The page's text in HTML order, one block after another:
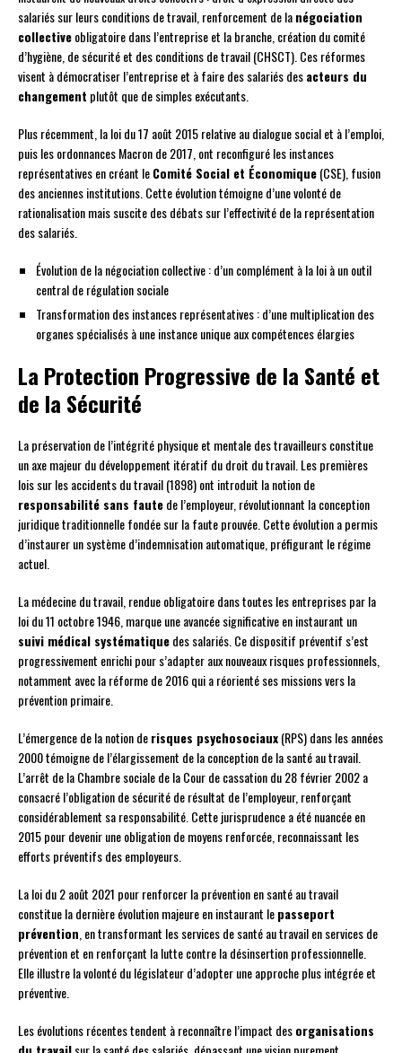
salariés sur leurs conditions de travail, renforcement de lanégociation
collectiveobligatoire dans l’entreprise et la branche, création du comité
d’hygiène, de sécurité et des conditions de travail (CHSCT). Ces réformes
visent à démocratiser l’entreprise et à faire des salariés desacteurs du
changement plutôt que de simples exécutants.
Plus récemment, la loi du 17 août 2015 relative au dialogue social et à l’emploi,
puis les ordonnances Macron de 2017, ont reconfiguré les instances
représentatives en créant leComité Social et Économique(CSE), fusion
des anciennes institutions. Cette évolution témoigne d’une volonté de
rationalisation mais suscite des débats sur l’effectivité de la représentation
des salariés.
Évolution de la négociation collective : d’un complément à la loi à un outil
central de régulation sociale
Transformation des instances représentatives : d’une multiplication des
organes spécialisés à une instance unique aux compétences élargies
La Protection Progressive de la Santé et
de la Sécurité
La préservation de l’intégrité physique et mentale des travailleurs constitue
un axe majeur du développement itératif du droit du travail. Les premières
lois sur les accidents du travail (1898) ont introduit la notion de
responsabilité sans fautede l’employeur, révolutionnant la conception
juridique traditionnelle fondée sur la faute prouvée. Cette évolution a permis
d’instaurer un système d’indemnisation automatique, préfigurant le régime
actuel.
La médecine du travail, rendue obligatoire dans toutes les entreprises par la
loi du 11 octobre 1946, marque une avancée significative en instaurant un
suivi médical systématiquedes salariés. Ce dispositif préventif s’est
progressivement enrichi pour s’adapter aux nouveaux risques professionnels,
notamment avec la réforme de 2016 qui a réorienté ses missions vers la
prévention primaire.
L’émergence de la notion derisques psychosociaux(RPS) dans les années
2000 témoigne de l’élargissement de la conception de la santé au travail.
L’arrêt de la Chambre sociale de la Cour de cassation du 28 février 2002 a
consacré l’obligation de sécurité de résultat de l’employeur, renforçant
considérablement sa responsabilité. Cette jurisprudence a été nuancée en
2015 pour devenir une obligation de moyens renforcée, reconnaissant les
efforts préventifs des employeurs.
La loi du 2 août 2021 pour renforcer la prévention en santé au travail
constitue la dernière évolution majeure en instaurant lepasseport
prévention , en transformant les services de santé au travail en services de
prévention et en renforçant la lutte contre la désinsertion professionnelle.
Elle illustre la volonté du législateur d’adopter une approche plus intégrée et
préventive.
Les évolutions récentes tendent à reconnaître l’impact desorganisations